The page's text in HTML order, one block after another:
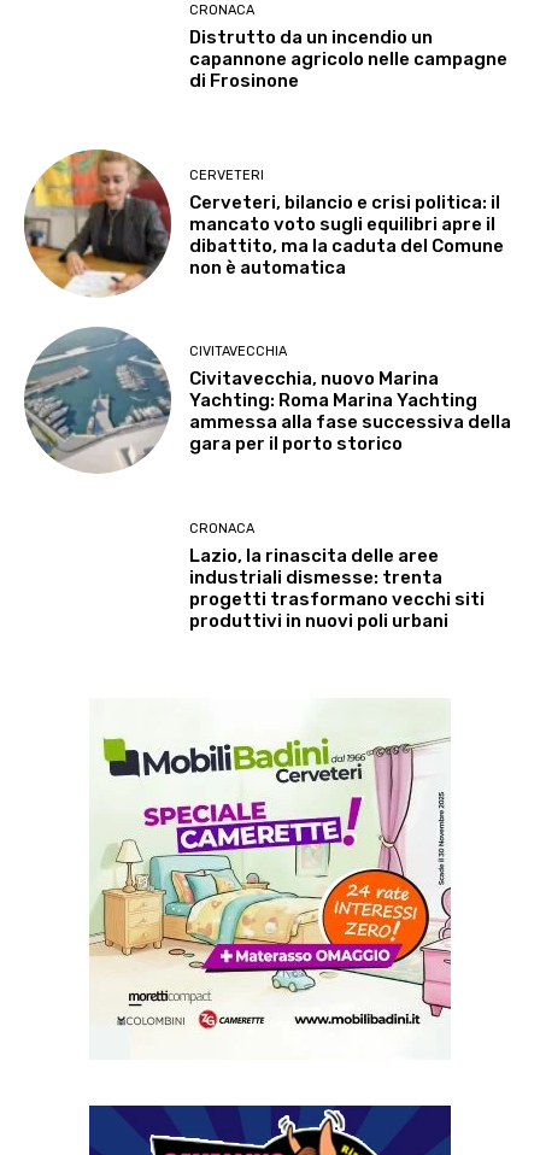
CRONACA
Distrutto da un incendio un
capannone agricolo nelle campagne
di Frosinone
CERVETERI
Cerveteri, bilancio e crisi politica: il
mancato voto sugli equilibri apre il
dibattito, ma la caduta del Comune
non è automatica
CIVITAVECCHIA
Civitavecchia, nuovo Marina
Yachting: Roma Marina Yachting
ammessa alla fase successiva della
gara per il porto storico
CRONACA
Lazio, la rinascita delle aree
industriali dismesse: trenta
progetti trasformano vecchi siti
produttivi in nuovi poli urbani